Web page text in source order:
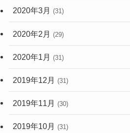
2020年3月 (31)
2020年2月 (29)
2020年1月 (31)
2019年12月 (31)
2019年11月 (30)
2019年10月 (31)